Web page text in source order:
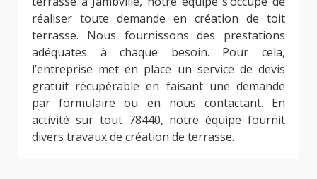
réaliser toute demande en création de toit
terrasse. Nous fournissons des prestations
adéquates à chaque besoin. Pour cela,
l’entreprise met en place un service de devis
gratuit récupérable en faisant une demande
par formulaire ou en nous contactant. En
activité sur tout 78440, notre équipe fournit
divers travaux de création de terrasse.